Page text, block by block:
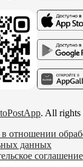
. All rights
отношении
данных
соглашение